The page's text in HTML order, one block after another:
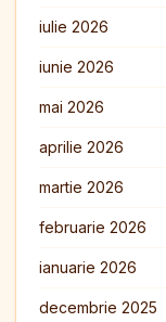
iulie 2026
iunie 2026
mai 2026
aprilie 2026
martie 2026
februarie 2026
ianuarie 2026
decembrie 2025